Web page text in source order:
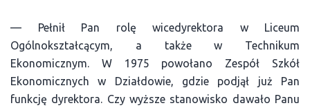
— Pełnił Pan rolę wicedyrektora w Liceum
Ogólnokształcącym, a także w Technikum
Ekonomicznym. W 1975 powołano Zespół Szkół
Ekonomicznych w Działdowie, gdzie podjął już Pan
funkcję dyrektora. Czy wyższe stanowisko dawało Panu